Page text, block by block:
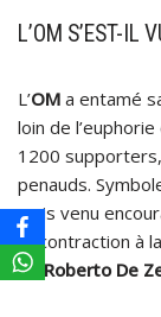
L’OM S’EST-IL
L’OM a entamé
loin de
1200
penauds.
mais venu
décontraction à
de Roberto De